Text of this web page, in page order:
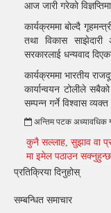
आज जारी गरेको
कार्यक्रममा बोल्दै
तथा विकास साझेदारी
सरकारलाई धन्यवाद
कार्यक्रममा भारतीय
कार्यान्वयन टोलीले
सम्पन्न गर्ने विश्वास
अन्तिम पटक अध्यावधिक
कुनै सल्लाह, सुझाव वा
मा इमेल पठाउन
प्रतिक्रिया दिनुहोस्
सम्बन्धित समाचार